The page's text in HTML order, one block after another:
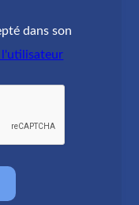
dans son
l'utilisateur